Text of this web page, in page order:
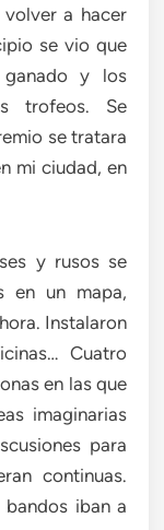
a hacer
se vio que
y los
trofeos. Se
se tratara
mi ciudad, en
y rusos se
en un mapa,
Instalaron
Cuatro
en las que
imaginarias
para
continuas.
iban a